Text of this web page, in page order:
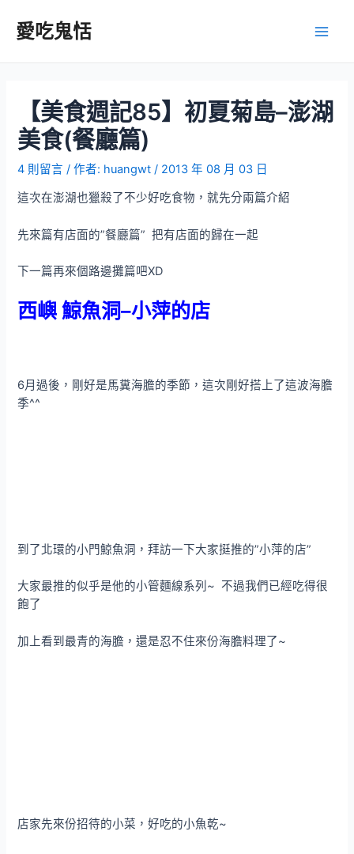
愛吃鬼恬
【美食週記85】初夏菊島–澎湖
美食(餐廳篇)
4 則留言 / 作者: huangwt/ 2013 年 08 月 03 日
這次在澎湖也獵殺了不少好吃食物，就先分兩篇介紹
先來篇有店面的”餐廳篇” 把有店面的歸在一起
下一篇再來個路邊攤篇吧XD
西嶼 鯨魚洞–小萍的店
6月過後，剛好是馬糞海膽的季節，這次剛好搭上了這波海膽
季^^
到了北環的小門鯨魚洞，拜訪一下大家挺推的”小萍的店”
大家最推的似乎是他的小管麵線系列~ 不過我們已經吃得很
飽了
加上看到最青的海膽，還是忍不住來份海膽料理了~
店家先來份招待的小菜，好吃的小魚乾~